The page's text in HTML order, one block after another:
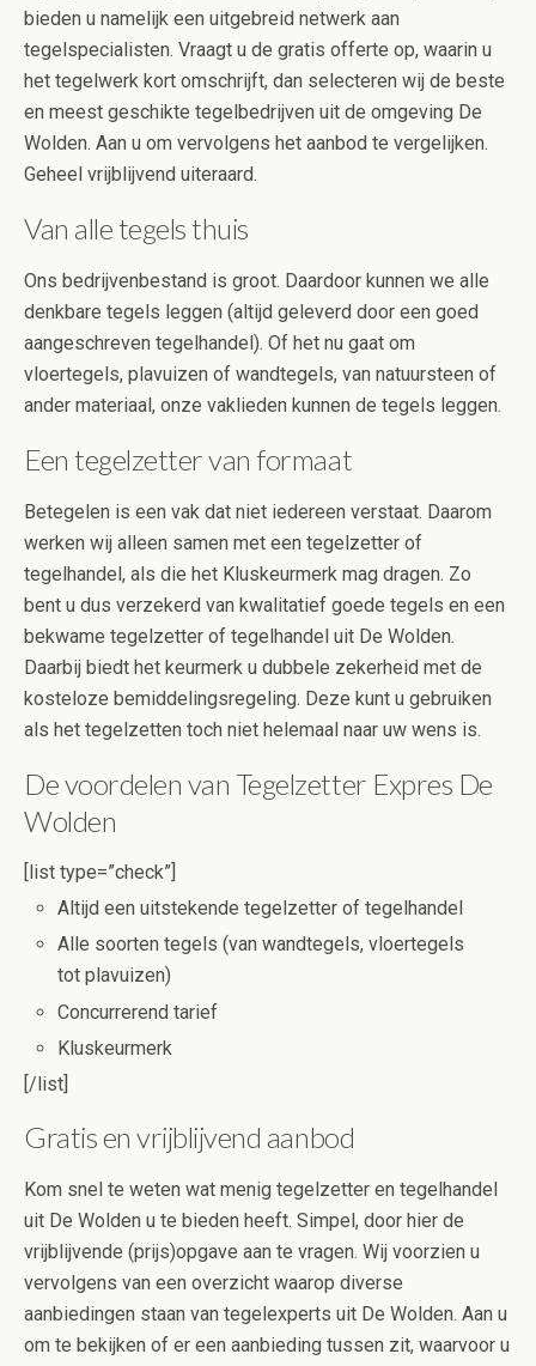
bieden u namelijk een uitgebreid netwerk aan
tegelspecialisten. Vraagt u de gratis offerte op, waarin u
het tegelwerk kort omschrijft, dan selecteren wij de beste
en meest geschikte tegelbedrijven uit de omgeving De
Wolden. Aan u om vervolgens het aanbod te vergelijken.
Geheel vrijblijvend uiteraard.
Van alle tegels thuis
Ons bedrijvenbestand is groot. Daardoor kunnen we alle
denkbare tegels leggen (altijd geleverd door een goed
aangeschreven tegelhandel). Of het nu gaat om
vloertegels, plavuizen of wandtegels, van natuursteen of
ander materiaal, onze vaklieden kunnen de tegels leggen.
Een tegelzetter van formaat
Betegelen is een vak dat niet iedereen verstaat. Daarom
werken wij alleen samen met een tegelzetter of
tegelhandel, als die het Kluskeurmerk mag dragen. Zo
bent u dus verzekerd van kwalitatief goede tegels en een
bekwame tegelzetter of tegelhandel uit De Wolden.
Daarbij biedt het keurmerk u dubbele zekerheid met de
kosteloze bemiddelingsregeling. Deze kunt u gebruiken
als het tegelzetten toch niet helemaal naar uw wens is.
De voordelen van Tegelzetter Expres De
Wolden
[list type=”check”]
Altijd een uitstekende tegelzetter of tegelhandel
Alle soorten tegels (van wandtegels, vloertegels
tot plavuizen)
Concurrerend tarief
Kluskeurmerk
[/list]
Gratis en vrijblijvend aanbod
Kom snel te weten wat menig tegelzetter en tegelhandel
uit De Wolden u te bieden heeft. Simpel, door hier de
vrijblijvende (prijs)opgave aan te vragen. Wij voorzien u
vervolgens van een overzicht waarop diverse
aanbiedingen staan van tegelexperts uit De Wolden. Aan u
om te bekijken of er een aanbieding tussen zit, waarvoor u